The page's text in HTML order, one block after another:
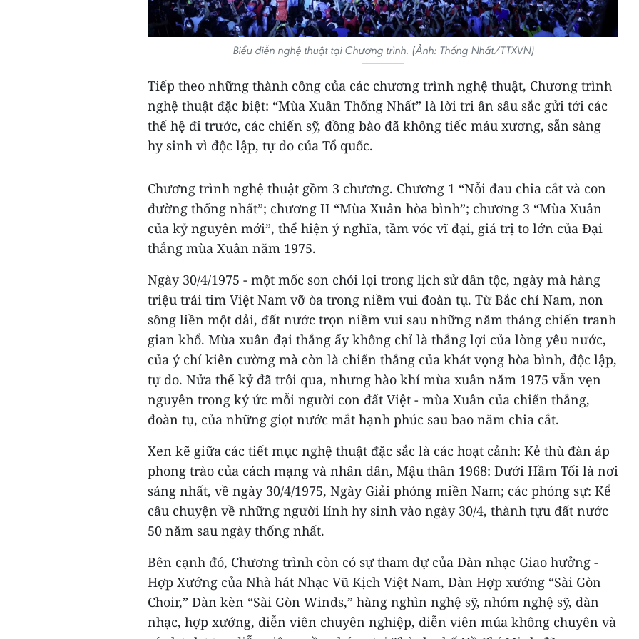
Biểu diễn nghệ thuật tại Chương trình. (Ảnh: Thống Nhất/TTXVN)
Tiếp theo những thành công của các chương trình nghệ thuật, Chương trình
nghệ thuật đặc biệt: “Mùa Xuân Thống Nhất” là lời tri ân sâu sắc gửi tới các
thế hệ đi trước, các chiến sỹ, đồng bào đã không tiếc máu xương, sẵn sàng
hy sinh vì độc lập, tự do của Tổ quốc.
Chương trình nghệ thuật gồm 3 chương. Chương 1 “Nỗi đau chia cắt và con
đường thống nhất”; chương II “Mùa Xuân hòa bình”; chương 3 “Mùa Xuân
của kỷ nguyên mới”, thể hiện ý nghĩa, tầm vóc vĩ đại, giá trị to lớn của Đại
thắng mùa Xuân năm 1975.
Ngày 30/4/1975 - một mốc son chói lọi trong lịch sử dân tộc, ngày mà hàng
triệu trái tim Việt Nam vỡ òa trong niềm vui đoàn tụ. Từ Bắc chí Nam, non
sông liền một dải, đất nước trọn niềm vui sau những năm tháng chiến tranh
gian khổ. Mùa xuân đại thắng ấy không chỉ là thắng lợi của lòng yêu nước,
của ý chí kiên cường mà còn là chiến thắng của khát vọng hòa bình, độc lập,
tự do. Nửa thế kỷ đã trôi qua, nhưng hào khí mùa xuân năm 1975 vẫn vẹn
nguyên trong ký ức mỗi người con đất Việt - mùa Xuân của chiến thắng,
đoàn tụ, của những giọt nước mắt hạnh phúc sau bao năm chia cắt.
Xen kẽ giữa các tiết mục nghệ thuật đặc sắc là các hoạt cảnh: Kẻ thù đàn áp
phong trào của cách mạng và nhân dân, Mậu thân 1968: Dưới Hầm Tối là nơi
sáng nhất, về ngày 30/4/1975, Ngày Giải phóng miền Nam; các phóng sự: Kể
câu chuyện về những người lính hy sinh vào ngày 30/4, thành tựu đất nước
50 năm sau ngày thống nhất.
Bên cạnh đó, Chương trình còn có sự tham dự của Dàn nhạc Giao hưởng -
Hợp Xướng của Nhà hát Nhạc Vũ Kịch Việt Nam, Dàn Hợp xướng “Sài Gòn
Choir,” Dàn kèn “Sài Gòn Winds,” hàng nghìn nghệ sỹ, nhóm nghệ sỹ, dàn
nhạc, hợp xướng, diễn viên chuyên nghiệp, diễn viên múa không chuyên và